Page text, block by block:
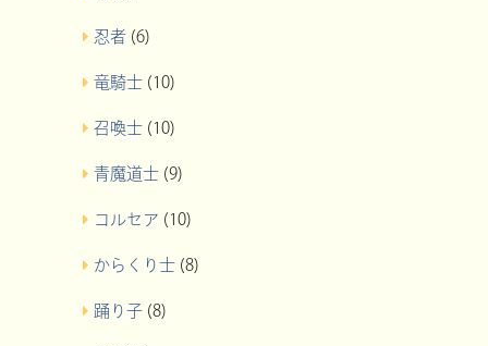
忍者 (6)
竜騎士 (10)
召喚士 (10)
青魔道士 (9)
コルセア (10)
からくり士 (8)
踊り子 (8)